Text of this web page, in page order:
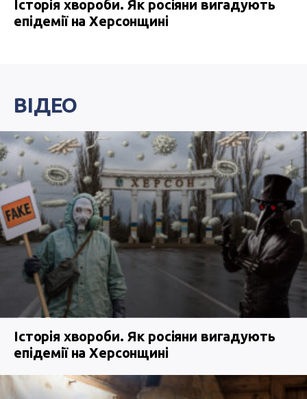
Історія хвороби. Як росіяни вигадують
епідемії на Херсонщині
ВІДЕО
Історія хвороби. Як росіяни вигадують
епідемії на Херсонщині